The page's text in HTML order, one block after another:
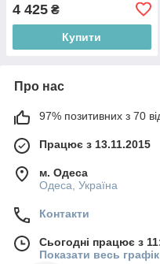
4 425 ₴
Купити
Про нас
97% позитивних з 70
Працює з 13.11.2015
м. Одеса
Одеса, Україна
Контакти
Сьогодні працює з
Показати весь